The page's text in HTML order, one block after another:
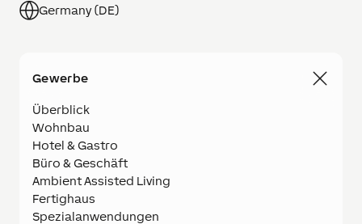
Germany (DE)
Gewerbe
Überblick
Wohnbau
Hotel & Gastro
Büro & Geschäft
Ambient Assisted Living
Fertighaus
Spezialanwendungen